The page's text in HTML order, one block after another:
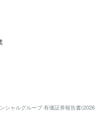
シャルグループ 有価証券報告書(2026